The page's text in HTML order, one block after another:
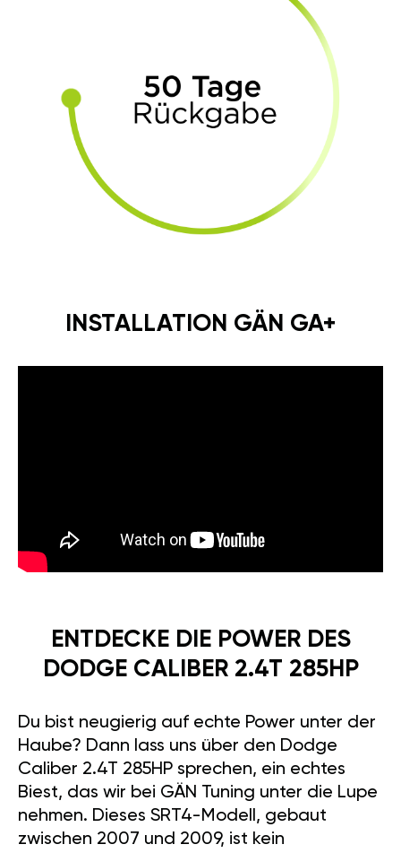
INSTALLATION GÄN GA+
ENTDECKE DIE POWER DES
DODGE CALIBER 2.4T 285HP
Du bist neugierig auf echte Power unter der
Haube? Dann lass uns über den Dodge
Caliber 2.4T 285HP sprechen, ein echtes
Biest, das wir bei GÄN Tuning unter die Lupe
nehmen. Dieses SRT4-Modell, gebaut
zwischen 2007 und 2009, ist kein